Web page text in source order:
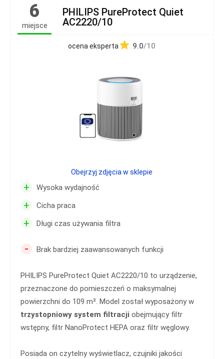
6
miejsce
PHILIPS PureProtect Quiet
AC2220/10
ocena eksperta 9.0/10
+ Wysoka wydajność
+ Cicha praca
+ Długi czas używania filtra
- Brak bardziej zaawansowanych funkcji
PHILIPS PureProtect Quiet AC2220/10 to urządzenie,
przeznaczone do pomieszczeń o maksymalnej
powierzchni do 109 m². Model został wyposażony w
trzystopniowy system filtracji obejmujący filtr
wstępny, filtr NanoProtect HEPA oraz filtr węglowy.
Posiada on czytelny wyświetlacz, czujniki jakości
Obejrzyj zdjęcia w sklepie